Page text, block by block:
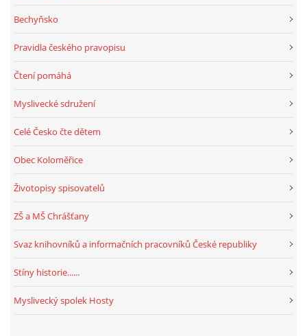
Bechyňsko
Pravidla českého pravopisu
Čtení pomáhá
Myslivecké sdružení
Celé Česko čte dětem
Obec Koloměřice
Životopisy spisovatelů
ZŠ a MŠ Chrášťany
Svaz knihovníků a informačních pracovníků České republiky
Stíny historie......
Myslivecký spolek Hosty